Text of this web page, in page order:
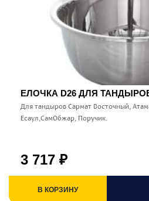
ЕЛОЧКА D26 ДЛЯ
Для тандыров Сармат Восточный,
Есаул,СамОбжар, Поручик.
3 717 ₽
В КОРЗИНУ